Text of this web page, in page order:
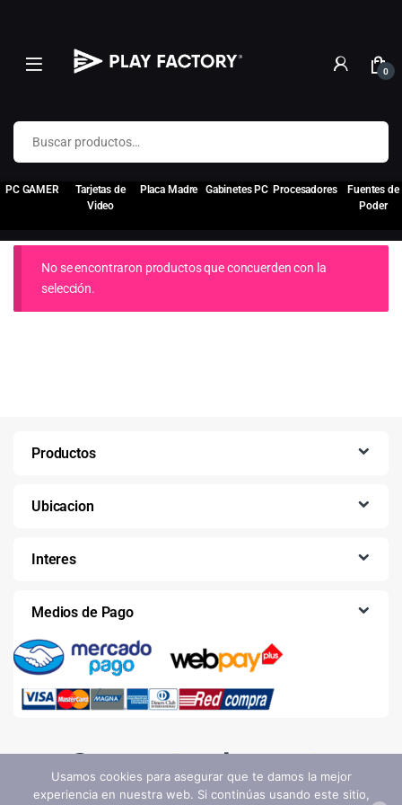
0
Buscar por:
PC GAMER
Tarjetas de
Video
Placa Madre Gabinetes PC Procesadores
Fuentes de
Poder
No se encontraron productos que concuerden con la
selección.
Productos
Ubicacion
Interes
Medios de Pago
Usamos cookies para asegurar que te damos la mejor
experiencia en nuestra web. Si continúas usando este sitio,